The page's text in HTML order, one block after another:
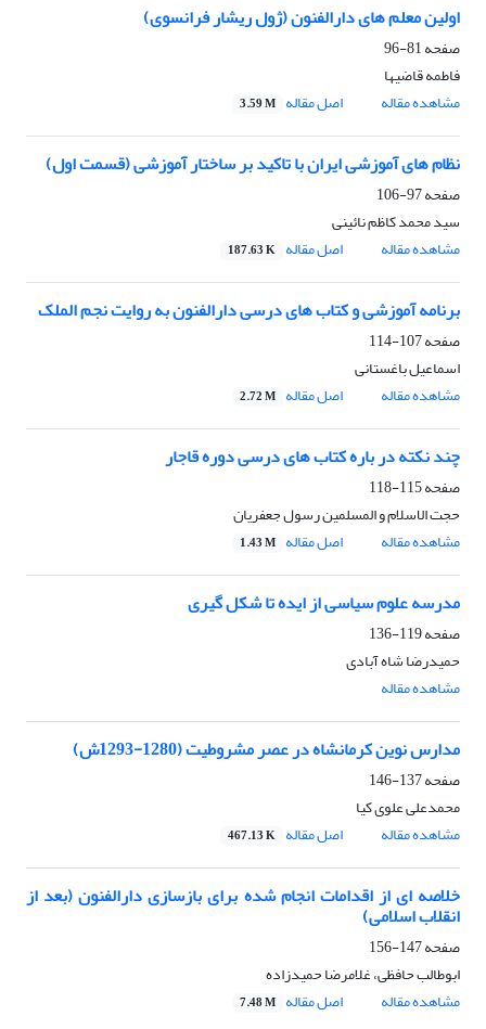
اولین معلم های دارالفنون (ژول ریشار فرانسوی)
صفحه81-96
فاطمه قاضیها
مشاهده مقاله
اصل مقاله 3.59 M
نظام های آموزشی ایران با تاکید بر ساختار آموزشی (قسمت اول)
صفحه97-106
سید محمد کاظم نائینی
مشاهده مقاله
اصل مقاله 187.63 K
برنامه آموزشی و کتاب های درسی دارالفنون به روایت نجم الملک
صفحه107-114
اسماعیل باغستانی
مشاهده مقاله
اصل مقاله 2.72 M
چند نکته در باره کتاب های درسی دوره قاجار
صفحه115-118
حجت الاسلام و المسلمین رسول جعفریان
مشاهده مقاله
اصل مقاله 1.43 M
مدرسه علوم سیاسی از ایده تا شکل گیری
صفحه119-136
حمیدرضا شاه آبادی
مشاهده مقاله
مدارس نوین کرمانشاه در عصر مشروطیت (1280-1293ش)
صفحه137-146
محمدعلی علوی کیا
مشاهده مقاله
اصل مقاله 467.13 K
خلاصه ای از اقدامات انجام شده برای بازسازی دارالفنون (بعد از
انقلاب اسلامی)
صفحه147-156
ابوطالب حافظی، غلامرضا حمیدزاده
مشاهده مقاله
اصل مقاله 7.48 M